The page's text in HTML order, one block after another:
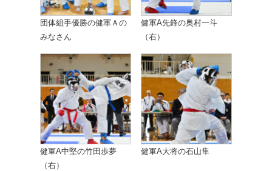
団体組手優勝の健軍Ａの
みなさん
健軍A先鋒の奥村一斗
（右）
健軍A中堅の竹田歩夢
（右）
健軍A大将の石山隼